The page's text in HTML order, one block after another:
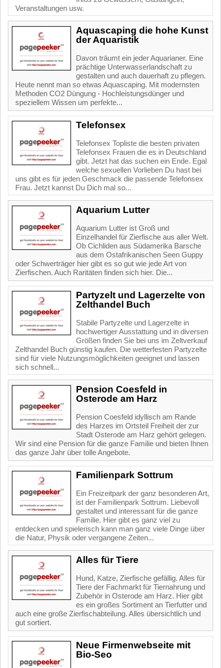
Veranstaltungen usw.
Aquascaping die hohe Kunst
der Aquaristik
Davon träumt ein jeder Aquarianer. Eine
prächtige Unterwasserlandschaft zu
gestalten und auch dauerhaft zu pflegen.
Heute nennt man so etwas Aquascaping. Mit modernsten
Methoden CO2 Düngung - Hochleistungsdünger und
speziellem Wissen um perfekte...
Telefonsex
Telefonsex Topliste die besten privaten
Telefonsex Frauen die es in Deutschland
gibt. Jetzt hat das suchen ein Ende. Egal
welche sexuellen Vorlieben Du hast bei
uns gibt es für jeden Geschmack die passende Telefonsex
Frau. Jetzt kannst Du Dich mal so...
Aquarium Lutter
Aquarium Lutter ist Groß und
Einzelhandel für Zierfische aus aller Welt.
Ob Cichliden aus Südamerika Barsche
aus dem Ostafrikanischen Seen Guppy
oder Schwerträger hier gibt es so gut wie jede Art von
Zierfischen. Auch Raritäten finden sich hier. Die...
Partyzelt und Lagerzelte von
Zelthandel Buch
Stabile Partyzelte und Lagerzelte in
hochwertiger Ausstattung und in diversen
Größen finden Sie bei uns im Zeltverkauf
Zelthandel Buch günstig kaufen. Die wetterfesten Partyzelte
sind für viele Nutzungsmöglichkeiten geeignet und lassen
sich schnell...
Pension Coesfeld in
Osterode am Harz
Pension Coesfeld idyllisch am Rande
des Harzes im Ortsteil Freiheit der zur
Stadt Osterode am Harz gehört gelegen.
Wir sind eine Pension für die ganze Familie und bieten Ihnen
das ganze Jahr über tolle Angebote.
Familienpark Sottrum
Ein Freizeitpark der ganz besonderen Art,
ist der Familienpark Sottrum. Liebevoll
gestaltet und interessant für die ganze
Familie. Hier gibt es ganz viel zu
entdecken und spielerisch kann man ganz viele Dinge über
die Natur, Physik oder vergangene Zeiten...
Alles für Tiere
Hund, Katze, Zierfische gefällig. Alles für
Tiere der Fachmarkt für Tiernahrung und
Zubehör in Osterode am Harz. Hier gibt
es ein großes Sortiment an Tierfutter und
auch eine große Zierfischabteilung. Alles übersichtlich und
gut sortiert.
Neue Firmenwebseite mit
Bio-Seo